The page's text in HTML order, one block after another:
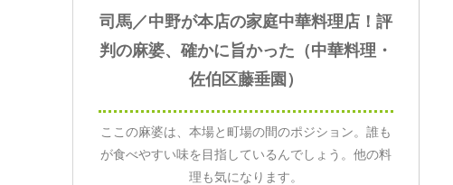
司馬／中野が本店の家庭中華料理店！評
判の麻婆、確かに旨かった（中華料理・
佐伯区藤垂園）
ここの麻婆は、本場と町場の間のポジション。誰も
が食べやすい味を目指しているんでしょう。他の料
理も気になります。